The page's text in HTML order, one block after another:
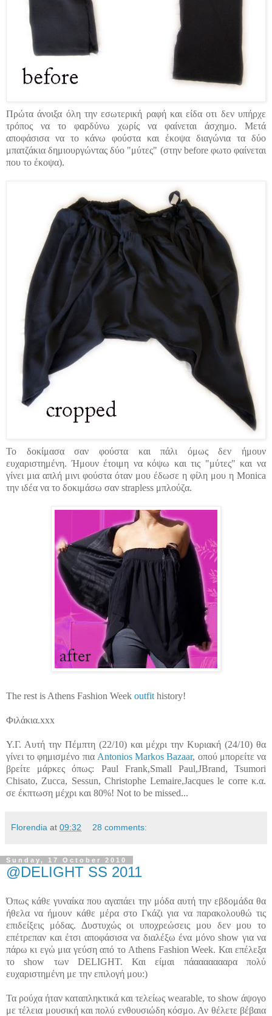
Πρώτα άνοιξα όλη την εσωτερική ραφή και είδα οτι δεν υπήρχε
τρόπος να το φαρδύνω χωρίς να φαίνεται άσχημο. Μετά
αποφάσισα να το κάνω φούστα και έκοψα διαγώνια τα δύο
μπατζάκια δημιουργώντας δύο "μύτες" (στην before φωτο φαίνεται
που το έκοψα).
Το δοκίμασα σαν φούστα και πάλι όμως δεν ήμουν
ευχαριστημένη. Ήμουν έτοιμη να κόψω και τις "μύτες" και να
γίνει μια απλή μινι φούστα όταν μου έδωσε η φίλη μου η Monica
την ιδέα να το δοκιμάσω σαν strapless μπλούζα.
The rest is Athens Fashion Week outfit history!
Φιλάκια.xxx
Υ.Γ. Αυτή την Πέμπτη (22/10) και μέχρι την Κυριακή (24/10) θα
γίνει το φημισμένο πια Antonios Markos Bazaar, οπού μπορείτε να
βρείτε μάρκες όπως: Paul Frank,Small Paul,JBrand, Tsumori
Chisato, Zucca, Sessun, Christophe Lemaire,Jacques le corre κ.α.
σε έκπτωση μέχρι και 80%! Not to be missed...
Florendia at 09:32 28 comments:
Sunday, 17 October 2010
@DELIGHT SS 2011
Όπως κάθε γυναίκα που αγαπάει την μόδα αυτή την εβδομάδα θα
ήθελα να ήμουν κάθε μέρα στο Γκάζι για να παρακολουθώ τις
επιδείξεις μόδας. Δυστυχώς οι υποχρεώσεις μου δεν μου το
επέτρεπαν και έτσι αποφάσισα να διαλέξω ένα μόνο show για να
πάρω κι εγώ μια γεύση από το Athens Fashion Week. Και επέλεξα
το show των DELIGHT. Και είμαι πάαααααααρα πολύ
ευχαριστημένη με την επιλογή μου:)
Τα ρούχα ήταν καταπληκτικά και τελείως wearable, το show άψογο
με τέλεια μουσική και πολύ ενθουσιώδη κόσμο. Αν θέλετε βέβαια